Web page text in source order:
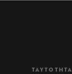
ΤΑΥΤΟΤΗΤΑ